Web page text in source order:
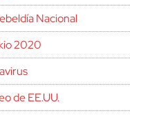
Nacional
2020
de EE.UU.